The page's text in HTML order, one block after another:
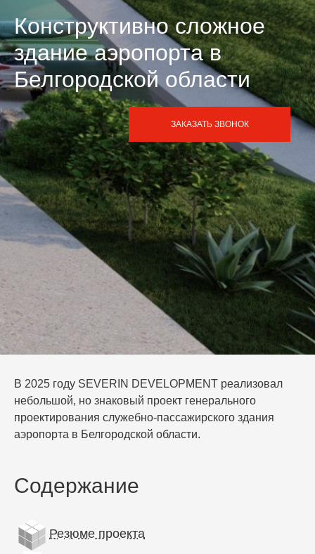
Конструктивно сложное
здание аэропорта в
Белгородской области
ЗАКАЗАТЬ ЗВОНОК
В 2025 году SEVERIN DEVELOPMENT реализовал
небольшой, но знаковый проект генерального
проектирования служебно-пассажирского здания
аэропорта в Белгородской области.
Содержание
Резюме проекта